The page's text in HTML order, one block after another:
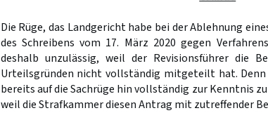
Die Rüge, das Landgericht habe bei der Ablehnung
des Schreibens vom 17. März 2020 gegen
deshalb unzulässig, weil der Revisionsführer die
Urteilsgründen nicht vollständig mitgeteilt hat.
bereits auf die Sachrüge hin vollständig zur Kenntnis
weil die Strafkammer diesen Antrag mit zutreffender